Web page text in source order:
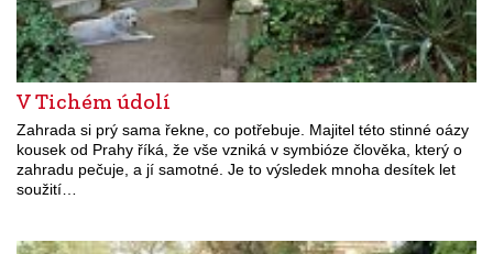
V Tichém údolí
Zahrada si prý sama řekne, co potřebuje. Majitel této stinné oázy
kousek od Prahy říká, že vše vzniká v symbióze člověka, který o
zahradu pečuje, a jí samotné. Je to výsledek mnoha desítek let
soužití…